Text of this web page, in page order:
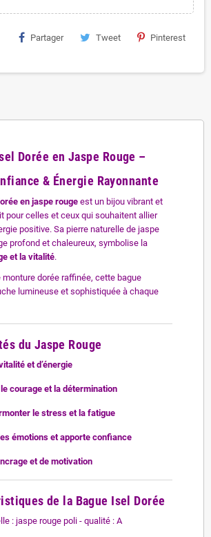
Partager Tweet Pinterest
Dorée en Jaspe Rouge –
& Énergie Rayonnante
en jaspe rouge est un bijou vibrant et
pour celles et ceux qui souhaitent allier
positive. Sa pierre naturelle de jaspe
profond et chaleureux, symbolise la
et la vitalité.
dorée raffinée, cette bague
lumineuse et sophistiquée à chaque
du Jaspe Rouge
et d’énergie
courage et la détermination
le stress et la fatigue
émotions et apporte confiance
et de motivation
de la Bague Isel Dorée
: jaspe rouge poli - qualité : A